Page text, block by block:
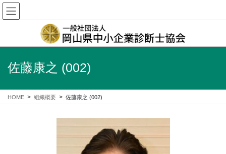
佐藤康之 (002)
HOME 組織概要 佐藤康之 (002)